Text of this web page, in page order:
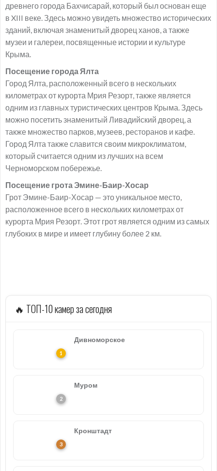
древнего города Бахчисарай, который был основан еще
в XIII веке. Здесь можно увидеть множество исторических
зданий, включая знаменитый дворец ханов, а также
музеи и галереи, посвященные истории и культуре
Крыма.
Посещение города Ялта
Город Ялта, расположенный всего в нескольких
километрах от курорта Мрия Резорт, также является
одним из главных туристических центров Крыма. Здесь
можно посетить знаменитый Ливадийский дворец, а
также множество парков, музеев, ресторанов и кафе.
Город Ялта также славится своим микроклиматом,
который считается одним из лучших на всем
Черноморском побережье.
Посещение грота Эмине-Баир-Хосар
Грот Эмине-Баир-Хосар — это уникальное место,
расположенное всего в нескольких километрах от
курорта Мрия Резорт. Этот грот является одним из самых
глубоких в мире и имеет глубину более 2 км.
🔥 ТОП-10 камер за сегодня
Дивноморское
Муром
Кронштадт